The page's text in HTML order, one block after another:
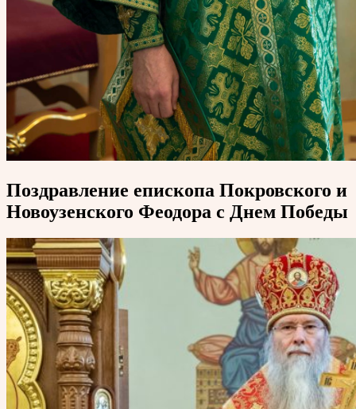
Поздравление епископа Покровского и
Новоузенского Феодора с Днем Победы